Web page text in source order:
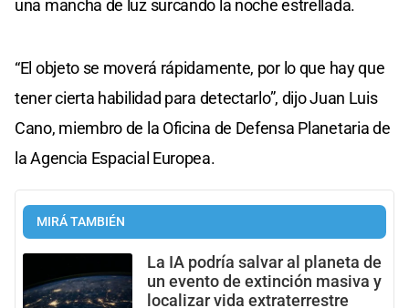
una mancha de luz surcando la noche estrellada.
“El objeto se moverá rápidamente, por lo que hay que
tener cierta habilidad para detectarlo”, dijo Juan Luis
Cano, miembro de la Oficina de Defensa Planetaria de
la Agencia Espacial Europea.
MIRÁ TAMBIÉN
La IA podría salvar al planeta de
un evento de extinción masiva y
localizar vida extraterrestre